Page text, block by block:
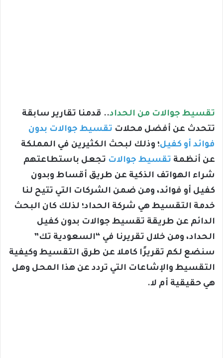
تقسيط جوالات من الحداد.. قدمنا تقارير سابقة
تتحدث عن أفضل محلات تقسيط جوالات بدون
فوائد أو كفيل؛ وذلك لبحث الكثيرين في المملكة
عن أنظمة تقسيط جوالات تجعل باستطاعتهم
شراء الهواتف الذكية عن طريق أقساط وبدون
كفيل أو فوائد، ومن ضمن الشركات التي تتيح لنا
خدمة التقسيط هي شركة الحداد؛ لذلك كان البحث
الدائم عن طريقة تقسيط جوالات بدون كفيل
الحداد، ومن خلال تقريرنا في “السعودية تك”
سنضع لكم تقريرًا كاملا عن طرق التقسيط وكيفية
التقسيط والإشاعات التي تردد عن هذا المحل وهل
هي حقيقية أم لا.